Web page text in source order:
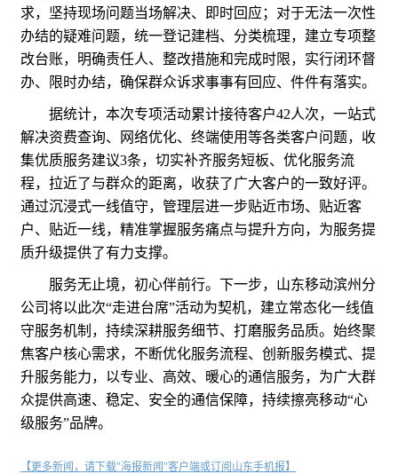
求，坚持现场问题当场解决、即时回应；对于无法一次性
办结的疑难问题，统一登记建档、分类梳理，建立专项整
改台账，明确责任人、整改措施和完成时限，实行闭环督
办、限时办结，确保群众诉求事事有回应、件件有落实。
据统计，本次专项活动累计接待客户42人次，一站式
解决资费查询、网络优化、终端使用等各类客户问题，收
集优质服务建议3条，切实补齐服务短板、优化服务流
程，拉近了与群众的距离，收获了广大客户的一致好评。
通过沉浸式一线值守，管理层进一步贴近市场、贴近客
户、贴近一线，精准掌握服务痛点与提升方向，为服务提
质升级提供了有力支撑。
服务无止境，初心伴前行。下一步，山东移动滨州分
公司将以此次“走进台席”活动为契机，建立常态化一线值
守服务机制，持续深耕服务细节、打磨服务品质。始终聚
焦客户核心需求，不断优化服务流程、创新服务模式、提
升服务能力，以专业、高效、暖心的通信服务，为广大群
众提供高速、稳定、安全的通信保障，持续擦亮移动“心
级服务”品牌。
【更多新闻，请下载"海报新闻"客户端或订阅山东手机报】